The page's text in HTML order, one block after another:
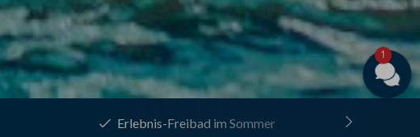
neues Saunahaus mit Entdeckersauna
Hotelüberblick 👀
1